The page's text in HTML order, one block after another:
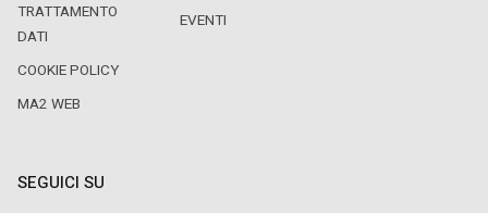
TRATTAMENTO
DATI
COOKIE POLICY
MA2 WEB
EVENTI
SEGUICI SU